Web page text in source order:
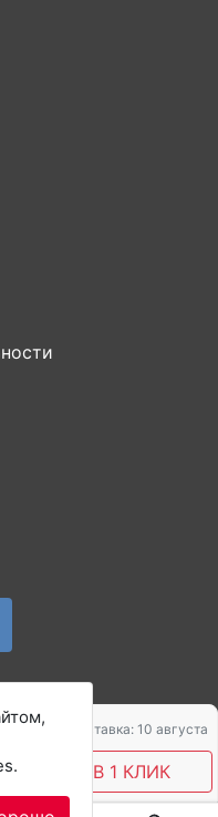
Доставка: 10 августа
КУПИТЬ В 1 КЛИК